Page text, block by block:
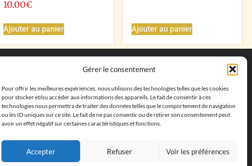
Gérer le consentement
Pour offrir les meilleures expériences, nous utilisons des technologies telles que les cookies
pour stocker et/ou accéder aux informations des appareils. Le fait de consentir à ces
technologies nous permettra de traiter des données telles que le comportement de navigation
ou les ID uniques sur ce site. Le fait de ne pas consentir ou de retirer son consentement peut
avoir un effet négatif sur certaines caractéristiques et fonctions.
Accepter Refuser Voir les préférences
10.00€
Ajouter au panier Ajouter au panier
Coordonnées
cléments, 13500 Martigues, France
Téléphone : ‭+33652313256‬
Email :feves.collecstore@gmail.com